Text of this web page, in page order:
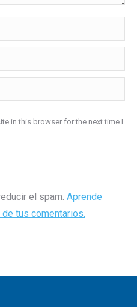
in this browser for the next time I
el spam. Aprende
tus comentarios.